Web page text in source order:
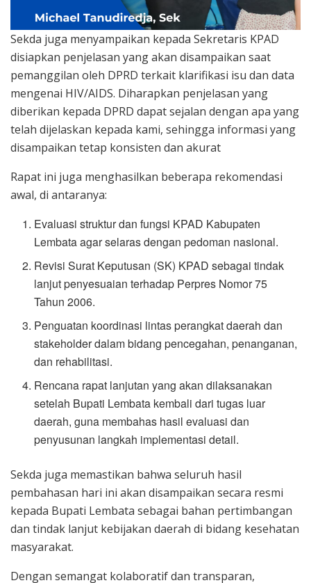
Sekda juga menyampaikan kepada Sekretaris KPAD
disiapkan penjelasan yang akan disampaikan saat
pemanggilan oleh DPRD terkait klarifikasi isu dan data
mengenai HIV/AIDS. Diharapkan penjelasan yang
diberikan kepada DPRD dapat sejalan dengan apa yang
telah dijelaskan kepada kami, sehingga informasi yang
disampaikan tetap konsisten dan akurat
Rapat ini juga menghasilkan beberapa rekomendasi
awal, di antaranya:
Evaluasi struktur dan fungsi KPAD Kabupaten
Lembata agar selaras dengan pedoman nasional.
Revisi Surat Keputusan (SK) KPAD sebagai tindak
lanjut penyesuaian terhadap Perpres Nomor 75
Tahun 2006.
Penguatan koordinasi lintas perangkat daerah dan
stakeholder dalam bidang pencegahan, penanganan,
dan rehabilitasi.
Rencana rapat lanjutan yang akan dilaksanakan
setelah Bupati Lembata kembali dari tugas luar
daerah, guna membahas hasil evaluasi dan
penyusunan langkah implementasi detail.
Sekda juga memastikan bahwa seluruh hasil
pembahasan hari ini akan disampaikan secara resmi
kepada Bupati Lembata sebagai bahan pertimbangan
dan tindak lanjut kebijakan daerah di bidang kesehatan
masyarakat.
Dengan semangat kolaboratif dan transparan,